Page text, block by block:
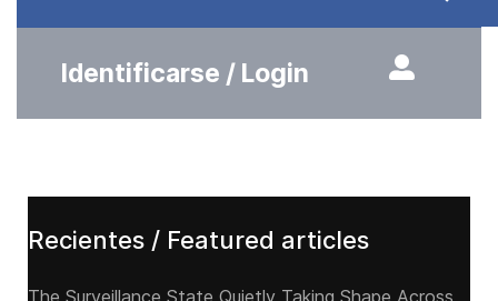
Identificarse / Login
Recientes / Featured articles
The Surveillance State Quietly Taking Shape Across